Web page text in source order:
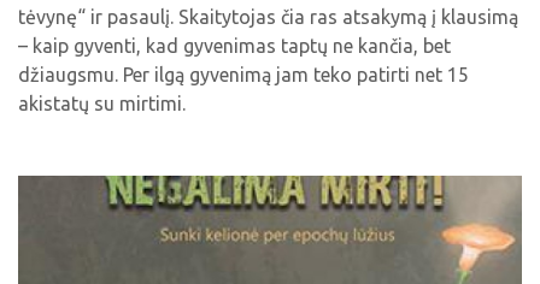
tėvynę“ ir pasaulį. Skaitytojas čia ras atsakymą į klausimą
– kaip gyventi, kad gyvenimas taptų ne kančia, bet
džiaugsmu. Per ilgą gyvenimą jam teko patirti net 15
akistatų su mirtimi.